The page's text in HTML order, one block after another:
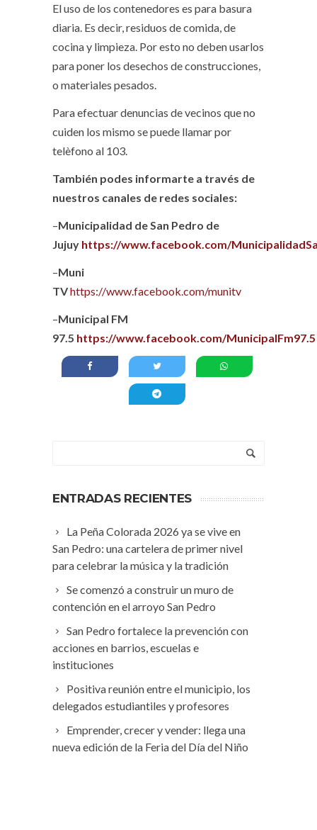
El uso de los contenedores es para basura
diaria. Es decir, residuos de comida, de
cocina y limpieza. Por esto no deben usarlos
para poner los desechos de construcciones,
o materiales pesados.
Para efectuar denuncias de vecinos que no
cuiden los mismo se puede llamar por
telèfono al 103.
También podes informarte a través de
nuestros canales de redes sociales:
–Municipalidad de San Pedro de
Jujuy https://www.facebook.com/
–Muni
TVhttps://www.facebook.com/munitv
–Municipal FM
97.5 https://www.facebook.com/MunicipalFm97.5
ENTRADAS RECIENTES
La Peña Colorada 2026 ya se vive en
San Pedro: una cartelera de primer nivel
para celebrar la música y la tradición
Se comenzó a construir un muro de
contención en el arroyo San Pedro
San Pedro fortalece la prevención con
acciones en barrios, escuelas e
instituciones
Positiva reunión entre el municipio, los
delegados estudiantiles y profesores
Emprender, crecer y vender: llega una
nueva edición de la Feria del Día del Niño